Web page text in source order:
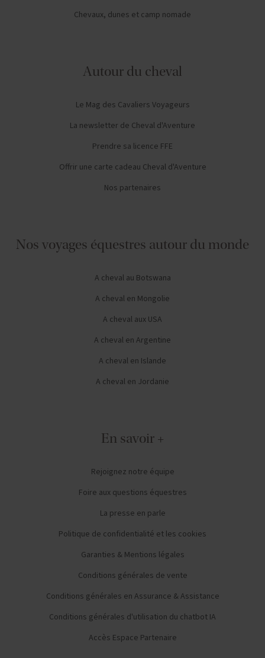
Chevaux, dunes et camp nomade
Autour du cheval
Le Mag des Cavaliers Voyageurs
La newsletter de Cheval d'Aventure
Prendre sa licence FFE
Offrir une carte cadeau Cheval d'Aventure
Nos partenaires
Nos voyages équestres autour du monde
A cheval au Botswana
A cheval en Mongolie
A cheval aux USA
A cheval en Argentine
A cheval en Islande
A cheval en Jordanie
En savoir +
Rejoignez notre équipe
Foire aux questions équestres
La presse en parle
Politique de confidentialité et les cookies
Garanties & Mentions légales
Conditions générales de vente
Conditions générales en Assurance & Assistance
Conditions générales d'utilisation du chatbot IA
Accès Espace Partenaire